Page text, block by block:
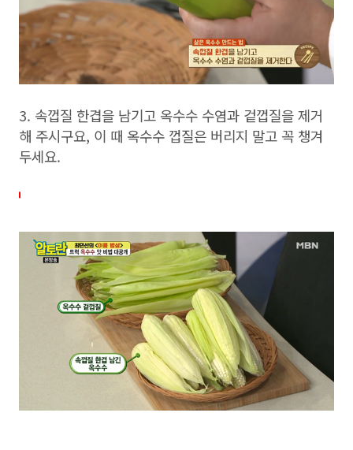
3. 속껍질 한겹을 남기고 옥수수 수염과 겉껍질을 제거
해 주시구요, 이 때 옥수수 껍질은 버리지 말고 꼭 챙겨
두세요.